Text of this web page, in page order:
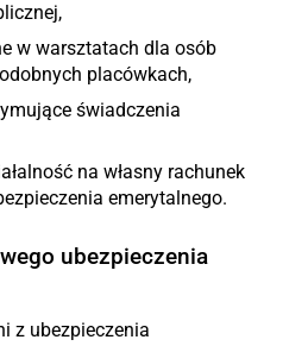
w warsztatach dla osób
placówkach,
świadczenia
na własny rachunek
emerytalnego.
ubezpieczenia
z ubezpieczenia